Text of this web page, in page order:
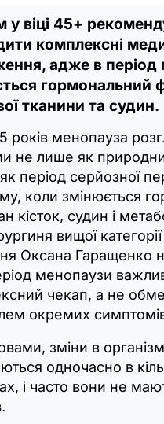
у віці 45+
комплексні
адже в період
гормональний
тканини та судин.
років менопауза
не лише як
період серйозної
коли змінюється
кісток, судин і
вищої
Оксана Гаращенко
менопаузи
чекап, а не
окремих
зміни в
одночасно в
і часто вони не